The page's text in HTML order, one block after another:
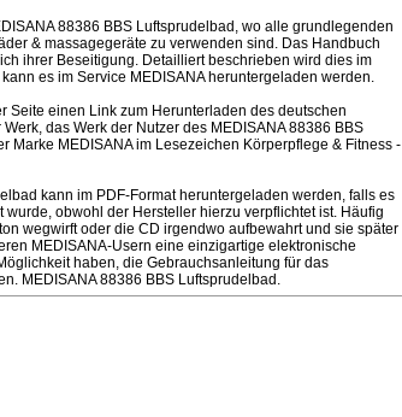
88386 BBS Luftsprudelbad, wo alle grundlegenden
& massagegeräte zu verwenden sind. Das Handbuch
ihrer Beseitigung. Detailliert beschrieben wird dies im
es im Service MEDISANA heruntergeladen werden.
Seite einen Link zum Herunterladen des deutschen
das Werk der Nutzer des MEDISANA 88386 BBS
MEDISANA im Lesezeichen Körperpflege & Fitness -
kann im PDF-Format heruntergeladen werden, falls es
obwohl der Hersteller hierzu verpflichtet ist. Häufig
wegwirft oder die CD irgendwo aufbewahrt und sie später
MEDISANA-Usern eine einzigartige elektronische
haben, die Gebrauchsanleitung für das
MEDISANA 88386 BBS Luftsprudelbad.